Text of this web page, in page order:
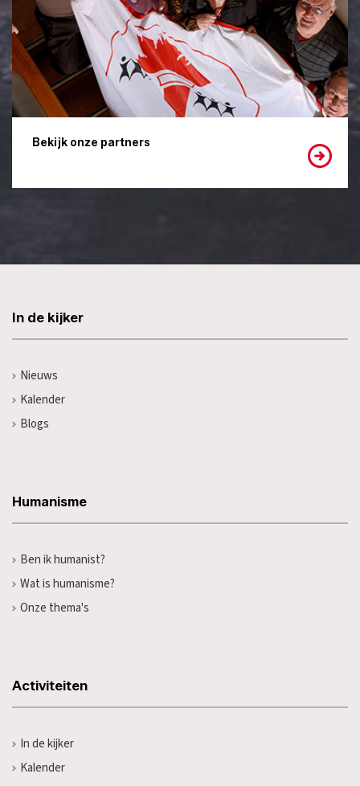
Bekijk onze partners
In de kijker
Nieuws
Kalender
Blogs
Humanisme
Ben ik humanist?
Wat is humanisme?
Onze thema's
Activiteiten
In de kijker
Kalender